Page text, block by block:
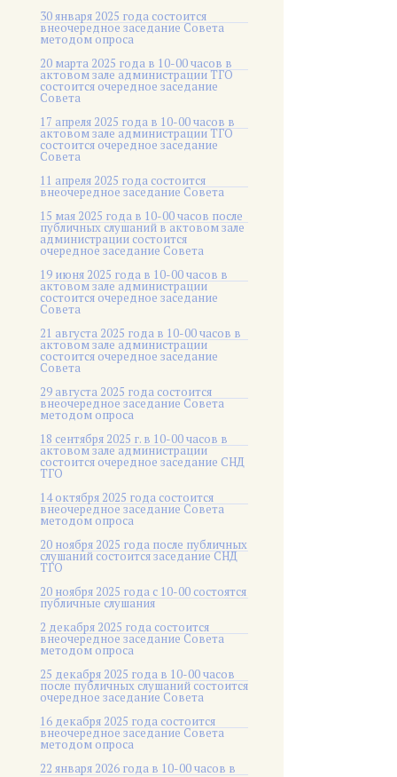
30 января 2025 года состоится
внеочередное заседание Совета
методом опроса
20 марта 2025 года в 10-00 часов в
актовом зале администрации ТГО
состоится очередное заседание
Совета
17 апреля 2025 года в 10-00 часов в
актовом зале администрации ТГО
состоится очередное заседание
Совета
11 апреля 2025 года состоится
внеочередное заседание Совета
15 мая 2025 года в 10-00 часов после
публичных слушаний в актовом зале
администрации состоится
очередное заседание Совета
19 июня 2025 года в 10-00 часов в
актовом зале администрации
состоится очередное заседание
Совета
21 августа 2025 года в 10-00 часов в
актовом зале администрации
состоится очередное заседание
Совета
29 августа 2025 года состоится
внеочередное заседание Совета
методом опроса
18 сентября 2025 г. в 10-00 часов в
актовом зале администрации
состоится очередное заседание СНД
ТГО
14 октября 2025 года состоится
внеочередное заседание Совета
методом опроса
20 ноября 2025 года после публичных
слушаний состоится заседание СНД
ТГО
20 ноября 2025 года c 10-00 состоятся
публичные слушания
2 декабря 2025 года состоится
внеочередное заседание Совета
методом опроса
25 декабря 2025 года в 10-00 часов
после публичных слушаний состоится
очередное заседание Совета
16 декабря 2025 года состоится
внеочередное заседание Совета
методом опроса
22 января 2026 года в 10-00 часов в